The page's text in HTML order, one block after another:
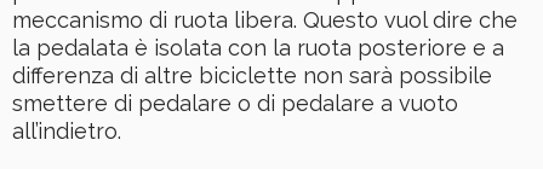
meccanismo di ruota libera. Questo vuol dire che
la pedalata è isolata con la ruota posteriore e a
differenza di altre biciclette non sarà possibile
smettere di pedalare o di pedalare a vuoto
all’indietro.